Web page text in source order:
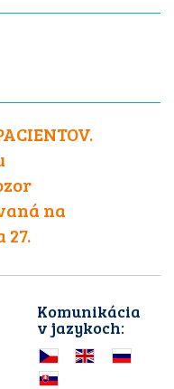
na
Komunikácia
v jazykoch: